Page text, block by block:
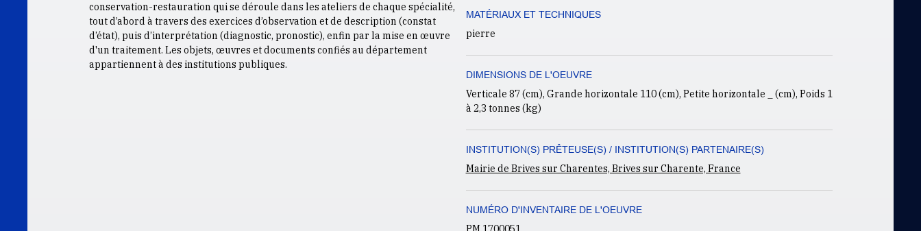
conservation-restauration qui se déroule dans les ateliers de chaque spécialité,
tout d’abord à travers des exercices d’observation et de description (constat
d’état), puis d’interprétation (diagnostic, pronostic), enfin par la mise en œuvre
d'un traitement. Les objets, œuvres et documents confiés au département
appartiennent à des institutions publiques.
MATÉRIAUX ET TECHNIQUES
pierre
DIMENSIONS DE L'OEUVRE
Verticale 87 (cm), Grande horizontale 110 (cm), Petite horizontale _ (cm), Poids 1
à 2,3 tonnes (kg)
INSTITUTION(S) PRÊTEUSE(S) / INSTITUTION(S) PARTENAIRE(S)
Mairie de Brives sur Charentes, Brives sur Charente, France
NUMÉRO D'INVENTAIRE DE L'OEUVRE